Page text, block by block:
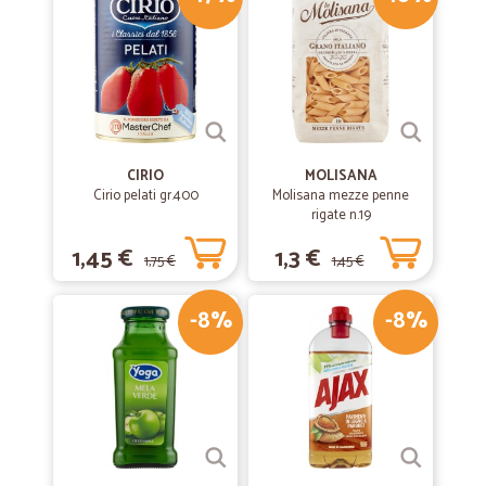
29/02/2020
—Desirè G.
Ottimo servizio e merce eccellente
Ottimo servizio e merce eccellente
Una bella scoperta..
Qui ho trovato alimenti che non riuscivo più a reperire nei
supermercati. Consegna velocissima e puntuale. Consigliato a chi
non ha tempo da perdere..
14/07/2019
—Claudio M.
Ottimo venditore serio e affidabile.. peccato per il costo
della spedizione
Ottimo venditore serio e affidabile... prodotti arrivati in tempi brevi
integri e ben imballati.. unica pecca in fase di acquisto il sistema mi
diceva che potevo aggiungere altri prodotti per un certo peso senza
avere aggravi sulla spedizione... ho cercato di cogliere l'occasione
CIRIO
Cirio pelati gr.400
1,45 € 1,75 €
MOLISANA
Molisana mezze penne
rigate n.19
1,3 € 1,45 €
-8% -8%